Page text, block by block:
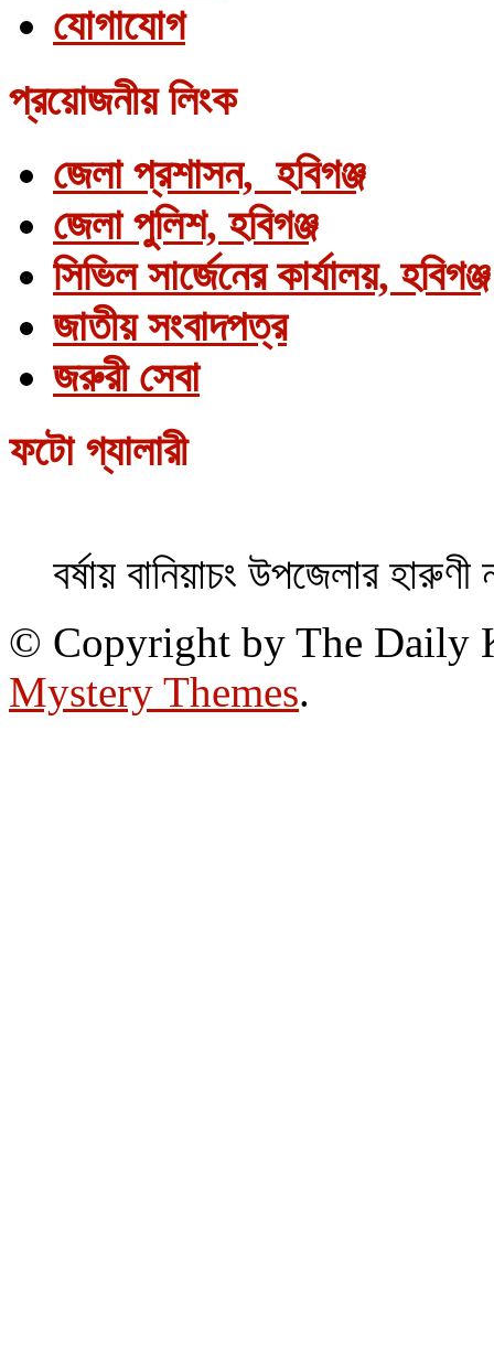
যোগাযোগ
প্রয়োজনীয় লিংক
জেলা প্রশাসন, হবিগঞ্জ
জেলা পুলিশ, হবিগঞ্জ
সিভিল সার্জেনের কার্যালয়, হবিগঞ্জ
জাতীয় সংবাদপত্র
জরুরী সেবা
ফটো গ্যালারী
বর্ষায় বানিয়াচং উপজেলার হারুণী
© Copyright by The Daily
Mystery Themes.